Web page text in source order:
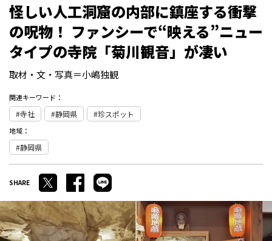
怪しい人工洞窟の内部に鎮座する衝撃
の呪物！ ファンシーで“映える”ニュー
タイプの寺院「菊川観音」が凄い
取材・文・写真＝小嶋独観
関連キーワード：
寺社 静岡県 珍スポット
地域：
静岡県